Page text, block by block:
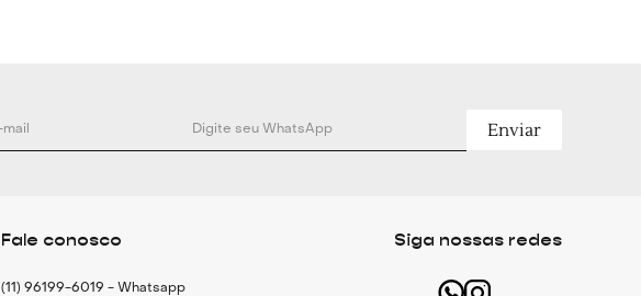
40 - Busto: 104cm - Cintura: 84cm - Comprimento: 152cm.
Enviar
Fale conosco
(11) 96199-6019 - Whatsapp
Siga nossas redes